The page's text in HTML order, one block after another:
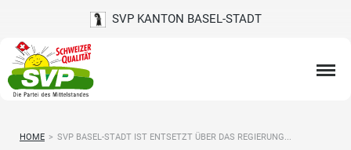
SVP KANTON BASEL-STADT
HOME > SVP BASEL-STADT IST ENTSETZT ÜBER DAS REGIERUNG...